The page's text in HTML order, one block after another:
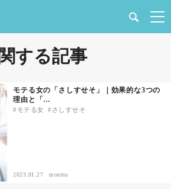
する記事
モテる女の「さしすせそ」｜効果的な3つの
理由と「…
モテる女 さしすせそ
2023.01.27 moemu